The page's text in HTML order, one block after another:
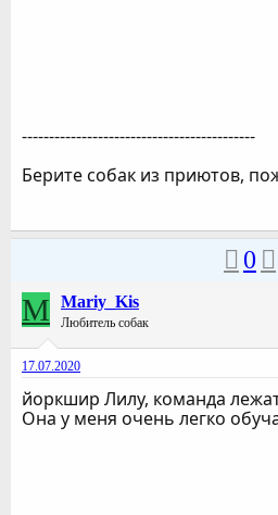
-------------------------------------------
Берите собак из приютов,
0
M Mariy_Kis
Любитель собак
17.07.2020
йоркшир Лилу, команда
Она у меня очень легко